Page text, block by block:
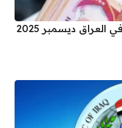
موعد صرف رواتب المتقاعدين في العراق ديسمبر 2025